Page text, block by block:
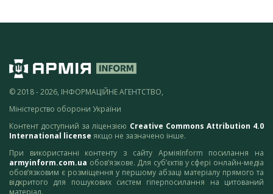
© 2018 - 2026, ІНФОРМАЦІЙНЕ АГЕНТСТВО,
Міністерство оборони України
Контент доступний за ліцензією Creative Commons Attribution 4.0
International license якщо не зазначено інше.
При використанні контенту з сайту АрміяInform посилання на
armyinform.com.ua обов’язкове. Для суб’єктів у сфері онлайн-медіа
обов’язковим є розміщення у першому абзаці матеріалу прямого та
відкритого для пошукових систем гіперпосилання на цитований
матеріал.